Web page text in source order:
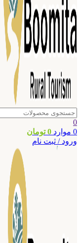
0
0 موارد 0 تومان
ورود / ثبت نام